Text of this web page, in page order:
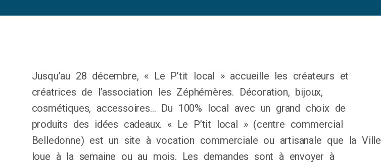
Jusqu’au 28 décembre, « Le P’tit local » accueille les créateurs et
créatrices de l’association les Zéphémères. Décoration, bijoux,
cosmétiques, accessoires… Du 100% local avec un grand choix de
produits des idées cadeaux. « Le P’tit local » (centre commercial
Belledonne) est un site à vocation commerciale ou artisanale que la Ville
loue à la semaine ou au mois. Les demandes sont à envoyer à